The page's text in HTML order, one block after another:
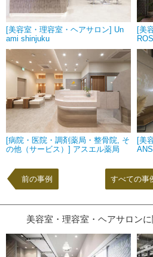
[美容室・理容室・ヘアサロン] Un
ami shinjuku
[美
[病院・医院・調剤薬局・整骨院, そ
の他（サービス）] アスエル薬局
[美
前の事例 すべての事
美容室・理容室・ヘアサロン